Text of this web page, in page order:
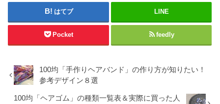
はてブ LINE
Pocket feedly
100均「手作りヘアバンド」の作り方が知りたい！
参考デザイン８選
100均「ヘアゴム」の種類一覧表＆実際に買った人